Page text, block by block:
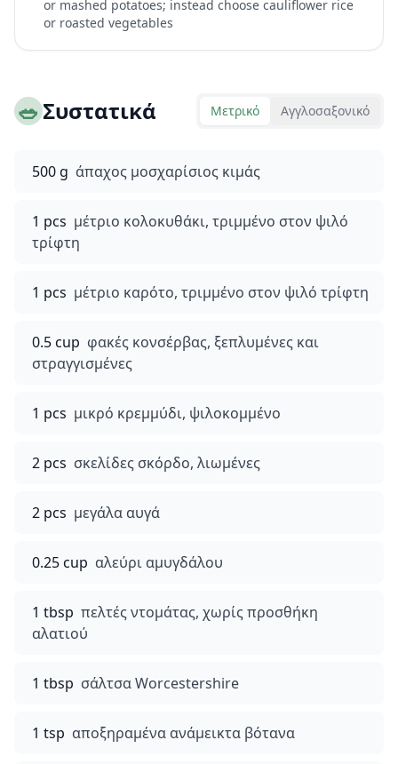
or mashed potatoes; instead choose cauliflower rice
or roasted vegetables
🥗Συστατικά Μετρικό Αγγλοσαξονικό
500 g άπαχος μοσχαρίσιος κιμάς
1 pcs μέτριο κολοκυθάκι, τριμμένο στον ψιλό
τρίφτη
1 pcs μέτριο καρότο, τριμμένο στον ψιλό τρίφτη
0.5 cup φακές κονσέρβας, ξεπλυμένες και
στραγγισμένες
1 pcs μικρό κρεμμύδι, ψιλοκομμένο
2 pcs σκελίδες σκόρδο, λιωμένες
2 pcs μεγάλα αυγά
0.25 cup αλεύρι αμυγδάλου
1 tbsp πελτές ντομάτας, χωρίς προσθήκη
αλατιού
1 tbsp σάλτσα Worcestershire
1 tsp αποξηραμένα ανάμεικτα βότανα